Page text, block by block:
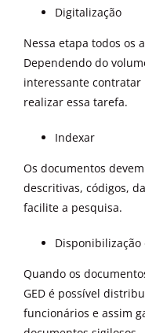
Digitalização
Nessa etapa todos os
Dependendo do
interessante
realizar essa tarefa.
Indexar
Os documentos
descritivas, códigos,
facilite a pesquisa.
Disponibilização
Quando os
GED é possível
funcionários e assim